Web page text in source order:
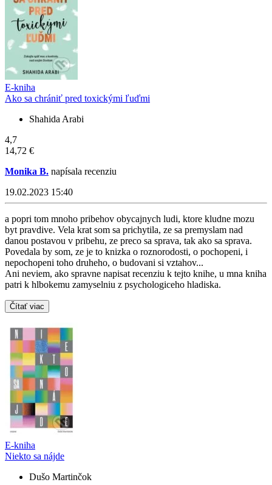
E-kniha
Ako sa chrániť pred toxickými ľuďmi
Shahida Arabi
4,7
14,72 €
Monika B. napísala recenziu
19.02.2023 15:40
a popri tom mnoho pribehov obycajnych ludi, ktore kludne mozu
byt pravdive. Vela krat som sa prichytila, ze sa premyslam nad
danou postavou v pribehu, ze preco sa sprava, tak ako sa sprava.
Povedala by som, ze je to knizka o roznorodosti, o pochopeni, i
nepochopeni toho druheho, o budovani si vztahov...
Ani neviem, ako spravne napisat recenziu k tejto knihe, u mna kniha
patri k hlbokemu zamyselniu z psychologiceho hladiska.
Čítať viac
E-kniha
Niekto sa nájde
Dušo Martinčok